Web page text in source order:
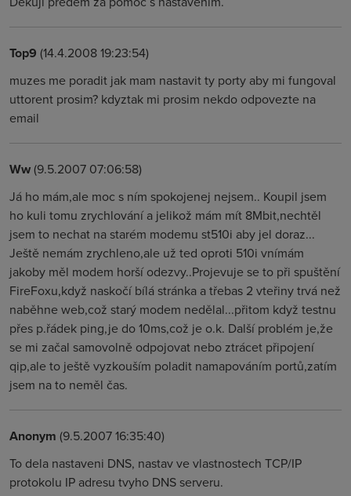
Top9 (14.4.2008 19:23:54)
muzes me poradit jak mam nastavit ty porty aby mi fungoval
uttorent prosim? kdyztak mi prosim nekdo odpovezte na
email
Ww(9.5.2007 07:06:58)
Já ho mám,ale moc s ním spokojenej nejsem.. Koupil jsem
ho kuli tomu zrychlování a jelikož mám mít 8Mbit,nechtěl
jsem to nechat na starém modemu st510i aby jel doraz...
Ještě nemám zrychleno,ale už ted oproti 510i vnímám
jakoby měl modem horší odezvy..Projevuje se to při spuštění
FireFoxu,když naskočí bílá stránka a třebas 2 vteřiny trvá než
naběhne web,což starý modem nedělal...přitom když testnu
přes p.řádek ping,je do 10ms,což je o.k. Další problém je,že
se mi začal samovolně odpojovat nebo ztrácet připojení
qip,ale to ještě vyzkouším poladit namapováním portů,zatím
jsem na to neměl čas.
Anonym (9.5.2007 16:35:40)
To dela nastaveni DNS, nastav ve vlastnostech TCP/IP
protokolu IP adresu tvyho DNS serveru.